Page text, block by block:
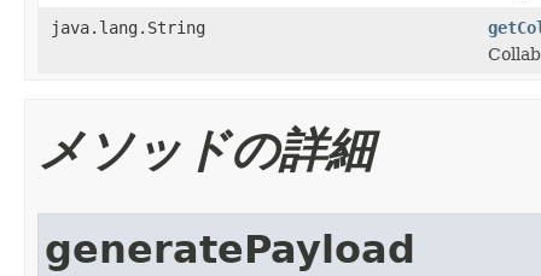
java.lang.String
メソッドの詳細
generatePayload